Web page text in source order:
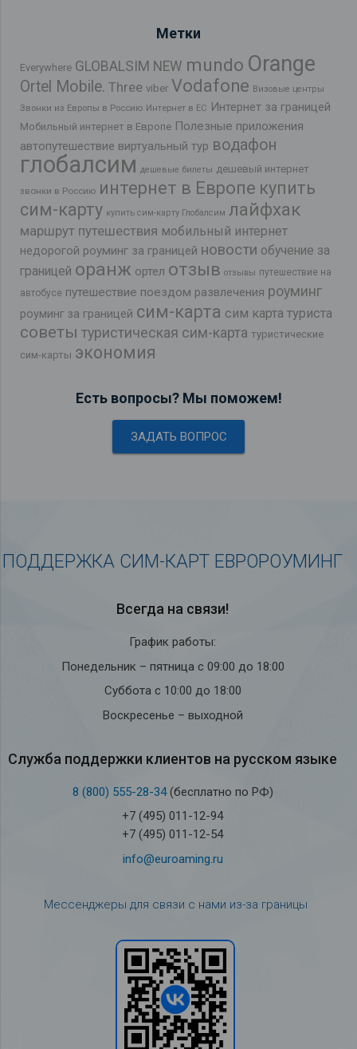
Метки
Everywhere GLOBALSIM NEW mundo Orange
Ortel Mobile. Three viber Vodafone Визовые центры
Звонки из Европы в Россию Интернет в ЕС Интернет за границей
Мобильный интернет в Европе Полезные приложения
автопутешествие виртуальный тур водафон
глобалсим дешевые билеты дешевый интернет
звонки в Россию интернет в Европе купить
сим-карту купить сим-карту Глобалсим лайфхак
маршрут путешествия мобильный интернет
недорогой роуминг за границей новости обучение за
границей оранж ортел отзыв отзывы путешествие на
автобусе путешествие поездом развлечения роуминг
роуминг за границей сим-карта сим карта туриста
советы туристическая сим-карта туристические
сим-карты экономия
Есть вопросы? Мы поможем!
ЗАДАТЬ ВОПРОС
ПОДДЕРЖКА СИМ-КАРТ ЕВРОРОУМИНГ
Всегда на связи!
График работы:
Понедельник – пятница с 09:00 до 18:00
Суббота с 10:00 до 18:00
Воскресенье – выходной
Служба под­держки кли­ен­тов на рус­ском языке
8 (800) 555-28-34(бесплатно по РФ)
+7 (495) 011-12-94
+7 (495) 011-12-54
info@euroaming.ru
Мессенджеры для связи с нами из-за границы